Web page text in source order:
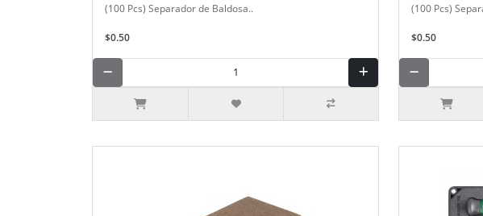
(100 Pcs) Separador de Baldosa..
$0.50
(100 Pcs)
$0.50